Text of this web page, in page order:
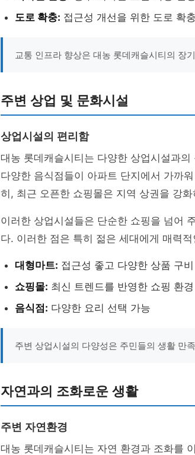
도로 확충: 접근성 개선을 위한 도로 확
교통 인프라 향상은 대농 롯데캐슬시티의 장
주변 상업 및 문화시설
상업시설의 편리함
대농 롯데캐슬시티는 다양한 상업시설과
다양한 음식점들이 아파트 단지에서 가까
히, 최근 오픈한 쇼핑몰은 지역 상권을 강
이러한 상업시설들은 단순한 쇼핑을 넘어
다. 이러한 점은 특히 젊은 세대에게 매력
대형마트: 접근성 좋고 다양한 상품 구비
쇼핑몰: 최신 트렌드를 반영한 쇼핑 환경
음식점: 다양한 요리 선택 가능
주변 상업시설의 다양성은 주민들의 생활 만
자연과의 조화로운 생활
주변 자연환경
대농 롯데캐슬시티는 자연 환경과 조화를